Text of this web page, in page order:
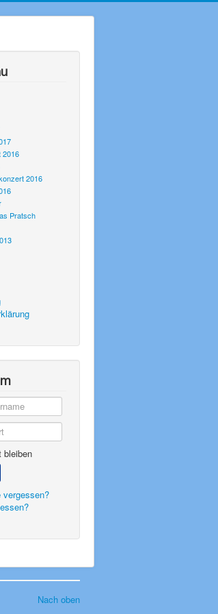
2016
2016
Pratsch
bleiben
vergessen?
Nach oben